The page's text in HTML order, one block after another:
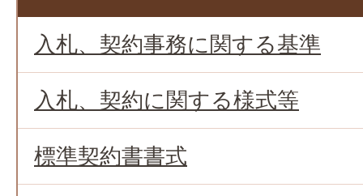
入札、契約事務に関する基準
入札、契約に関する様式等
標準契約書書式